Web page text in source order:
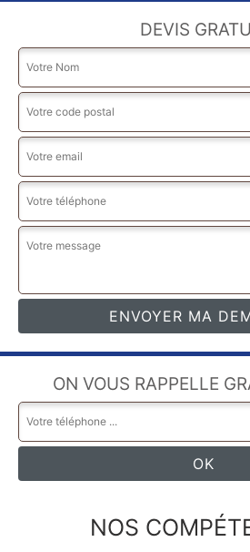
DEVIS
ON VOUS RAPPELLE
NOS